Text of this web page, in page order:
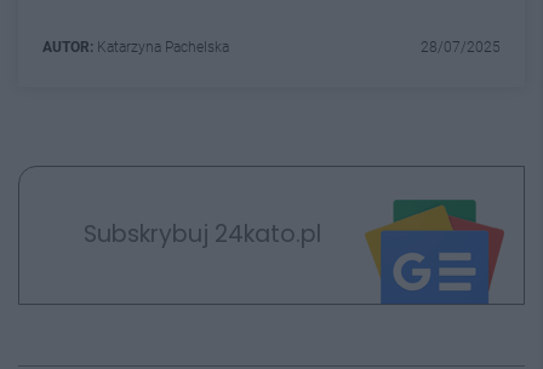
AUTOR: Katarzyna Pachelska 28/07/2025
Subskrybuj 24kato.pl